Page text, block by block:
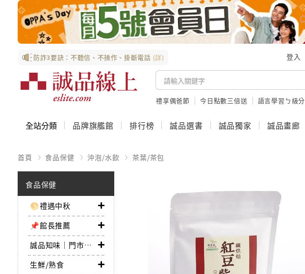
防詐3要訣：不聽信、不操作、掛斷電話 (詳) 登入
禮享偶爸節 今日點數三倍送 語言學習ㄅ級分
全站分類 品牌旗艦館 排行榜 誠品選書 誠品獨家 誠品畫廊
首頁 食品保健 沖泡/水飲 茶葉/茶包
食品保健
🌕禮遇中秋
📌館長推薦
誠品知味｜門市取貨$199免運
生鮮/熟食